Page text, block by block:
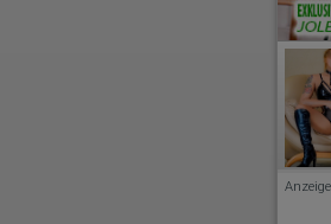
Anzeige